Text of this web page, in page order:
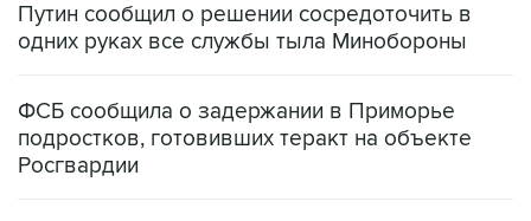
Путин сообщил о решении сосредоточить в
одних руках все службы тыла Минобороны
ФСБ сообщила о задержании в Приморье
подростков, готовивших теракт на объекте
Росгвардии